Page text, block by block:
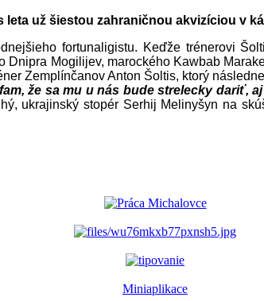
leta už šiestou zahraničnou akvizíciou v
fortunaligistu. Keďže trénerovi
Mogilijev, marockého Kawbab
Zemplínčanov Anton Šoltis, ktorý
že sa mu u nás bude strelecky dariť,
ukrajinský stopér Serhij Melinyšyn na
Miniaplikace